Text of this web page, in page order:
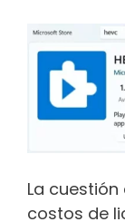
La
costos de